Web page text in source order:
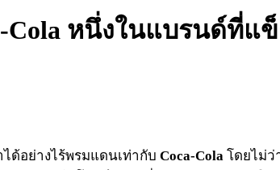
Cola หนึ่งในแบรนด์ที่
ด้อย่างไร้พรมแดนเท่ากับ Coca-Cola โดยไม่ว่